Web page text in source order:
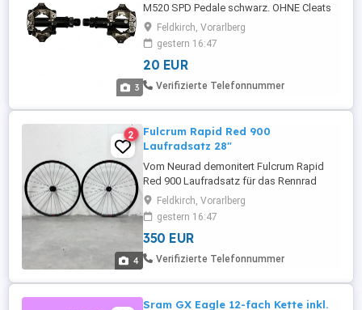
3
M520 SPD Pedale schwarz. OHNE Cleats
Produkteigenschaften Einsatzbereich:
MTB Modell: PD-M520 Ausführung:
Klickpedal Pedalsystem: SPD Bindung:
Beidseitig Mechanismus gedichtet: Ja
Auslösehärte einstellbar: Ja Schuhplatten:
SH56 ...
Feldkirch, Vorarlberg
gestern 16:47
20 EUR
Verifizierte Telefonnummer
4
2
Fulcrum Rapid Red 900
Laufradsatz 28"
Vom Neurad demonitert Fulcrum Rapid
Red 900 Laufradsatz für das Rennrad
oder Gravel Bike. REIFENTYP: 2-Way Fit
Ready (for clincher and tubeless ready)
DURCHMESSER DES RADES: 700c
EINSATZBEREICH: Road Gravel ASTM
KLASSIFIZIERUNG: 2 GEWICHT: 1950 g
Aluminum, asymmetric PROFILHÖHE: ...
Feldkirch, Vorarlberg
gestern 16:47
350 EUR
Verifizierte Telefonnummer
Sram GX Eagle 12-fach Kette inkl.